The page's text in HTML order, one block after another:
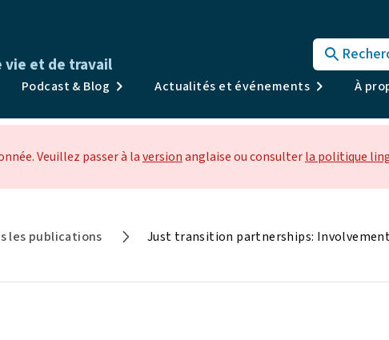
vie et de travail
Podcast & Blog Actualités et événements À
& Données
Sujets
Pays
Veuillez passer à laversionanglaise ou consulterla politique
les publications